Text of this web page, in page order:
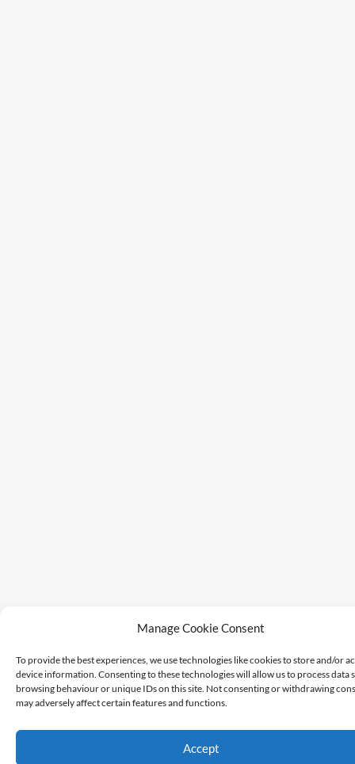
Manage Cookie Consent
To provide the best experiences, we use technologies like cookies to store and/or
device information. Consenting to these technologies will allow us to process data
browsing behaviour or unique IDs on this site. Not consenting or withdrawing
may adversely affect certain features and functions.
Accept